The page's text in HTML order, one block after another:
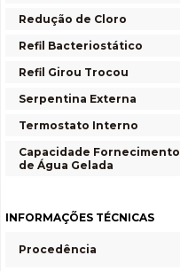
Redução de Cloro
Refil Bacteriostático
Refil Girou Trocou
Serpentina Externa
Termostato Interno
Capacidade Fornecimento
de Água Gelada
INFORMAÇÕES TÉCNICAS
Procedência